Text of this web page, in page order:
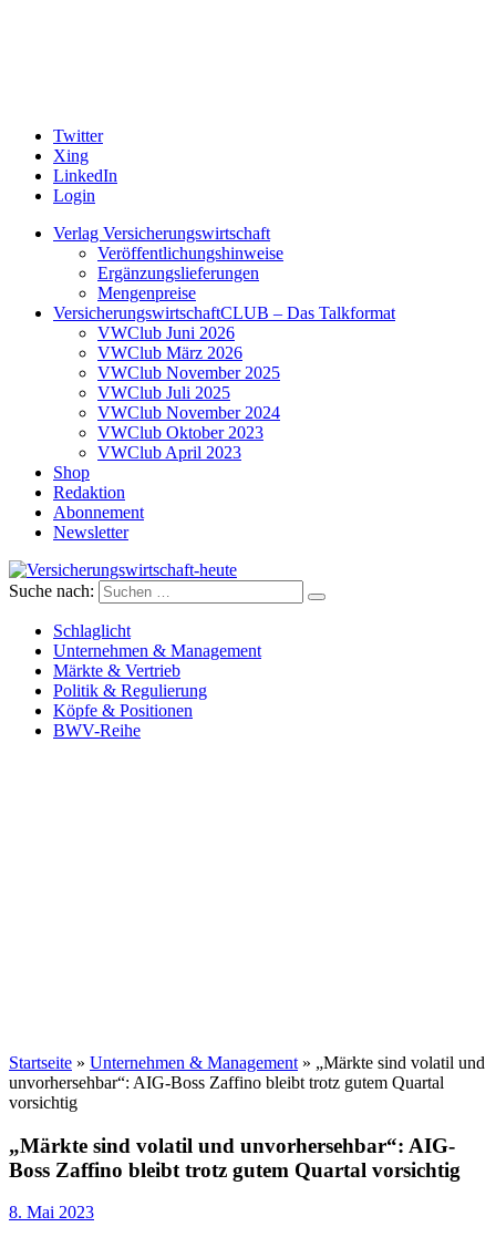
Twitter
Xing
LinkedIn
Login
Verlag Versicherungswirtschaft
Veröffentlichungshinweise
Ergänzungslieferungen
Mengenpreise
VersicherungswirtschaftCLUB – Das Talkformat
VWClub Juni 2026
VWClub März 2026
VWClub November 2025
VWClub Juli 2025
VWClub November 2024
VWClub Oktober 2023
VWClub April 2023
Shop
Redaktion
Abonnement
Newsletter
Versicherungswirtschaft-heute
Suche nach:
Schlaglicht
Unternehmen & Management
Märkte & Vertrieb
Politik & Regulierung
Köpfe & Positionen
BWV-Reihe
Startseite » Unternehmen & Management » „Märkte sind volatil und
unvorhersehbar“: AIG-Boss Zaffino bleibt trotz gutem Quartal
vorsichtig
„Märkte sind volatil und unvorhersehbar“: AIG-
Boss Zaffino bleibt trotz gutem Quartal vorsichtig
8. Mai 2023